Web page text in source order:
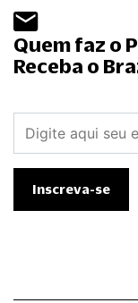
Quem faz o
Receba o